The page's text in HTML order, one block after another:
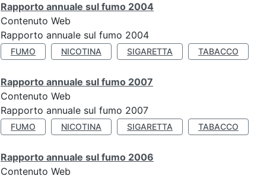
Rapporto annuale sul fumo 2004
Contenuto Web
Rapporto annuale sul fumo 2004
FUMO NICOTINA SIGARETTA TABACCO
Rapporto annuale sul fumo 2007
Contenuto Web
Rapporto annuale sul fumo 2007
FUMO NICOTINA SIGARETTA TABACCO
Rapporto annuale sul fumo 2006
Contenuto Web